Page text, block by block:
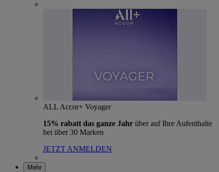
ALL Accor+ Voyager
15% rabatt das ganze Jahr über auf Ihre Aufenthalte
bei über 30 Marken
JETZT ANMELDEN
Mehr